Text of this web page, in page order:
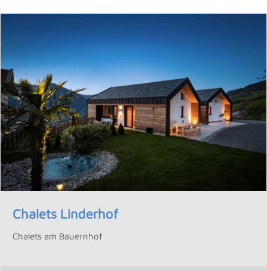
Chalets Linderhof
Chalets am Bauernhof